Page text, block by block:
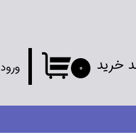
ورود ۰ خرید